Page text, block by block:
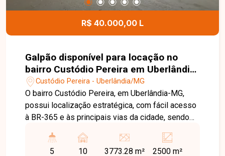
R$ 40.000,00 L
Galpão disponível para locação no
bairro Custódio Pereira em Uberlândia-
MGCustódio Pereira - Uberlândia/MG
O bairro Custódio Pereira, em Uberlândia-MG,
possui localização estratégica, com fácil acesso
à BR-365 e às principais vias da cidade, sendo
necessitam de logística eficiente, mobilidade e
infraestrutura para grandes operações. Imóvel
5 10 3773.28 m² 2500 m²